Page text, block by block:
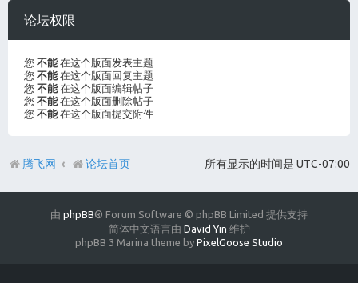
论坛权限
您 不能 在这个版面发表主题
您 不能 在这个版面回复主题
您 不能 在这个版面编辑帖子
您 不能 在这个版面删除帖子
您 不能 在这个版面提交附件
所有显示的时间是 UTC-07:00
腾飞网 论坛首页
由 phpBB® Forum Software © phpBB Limited 提供支持
简体中文语言由 David Yin 维护
phpBB 3 Marina theme by PixelGoose Studio